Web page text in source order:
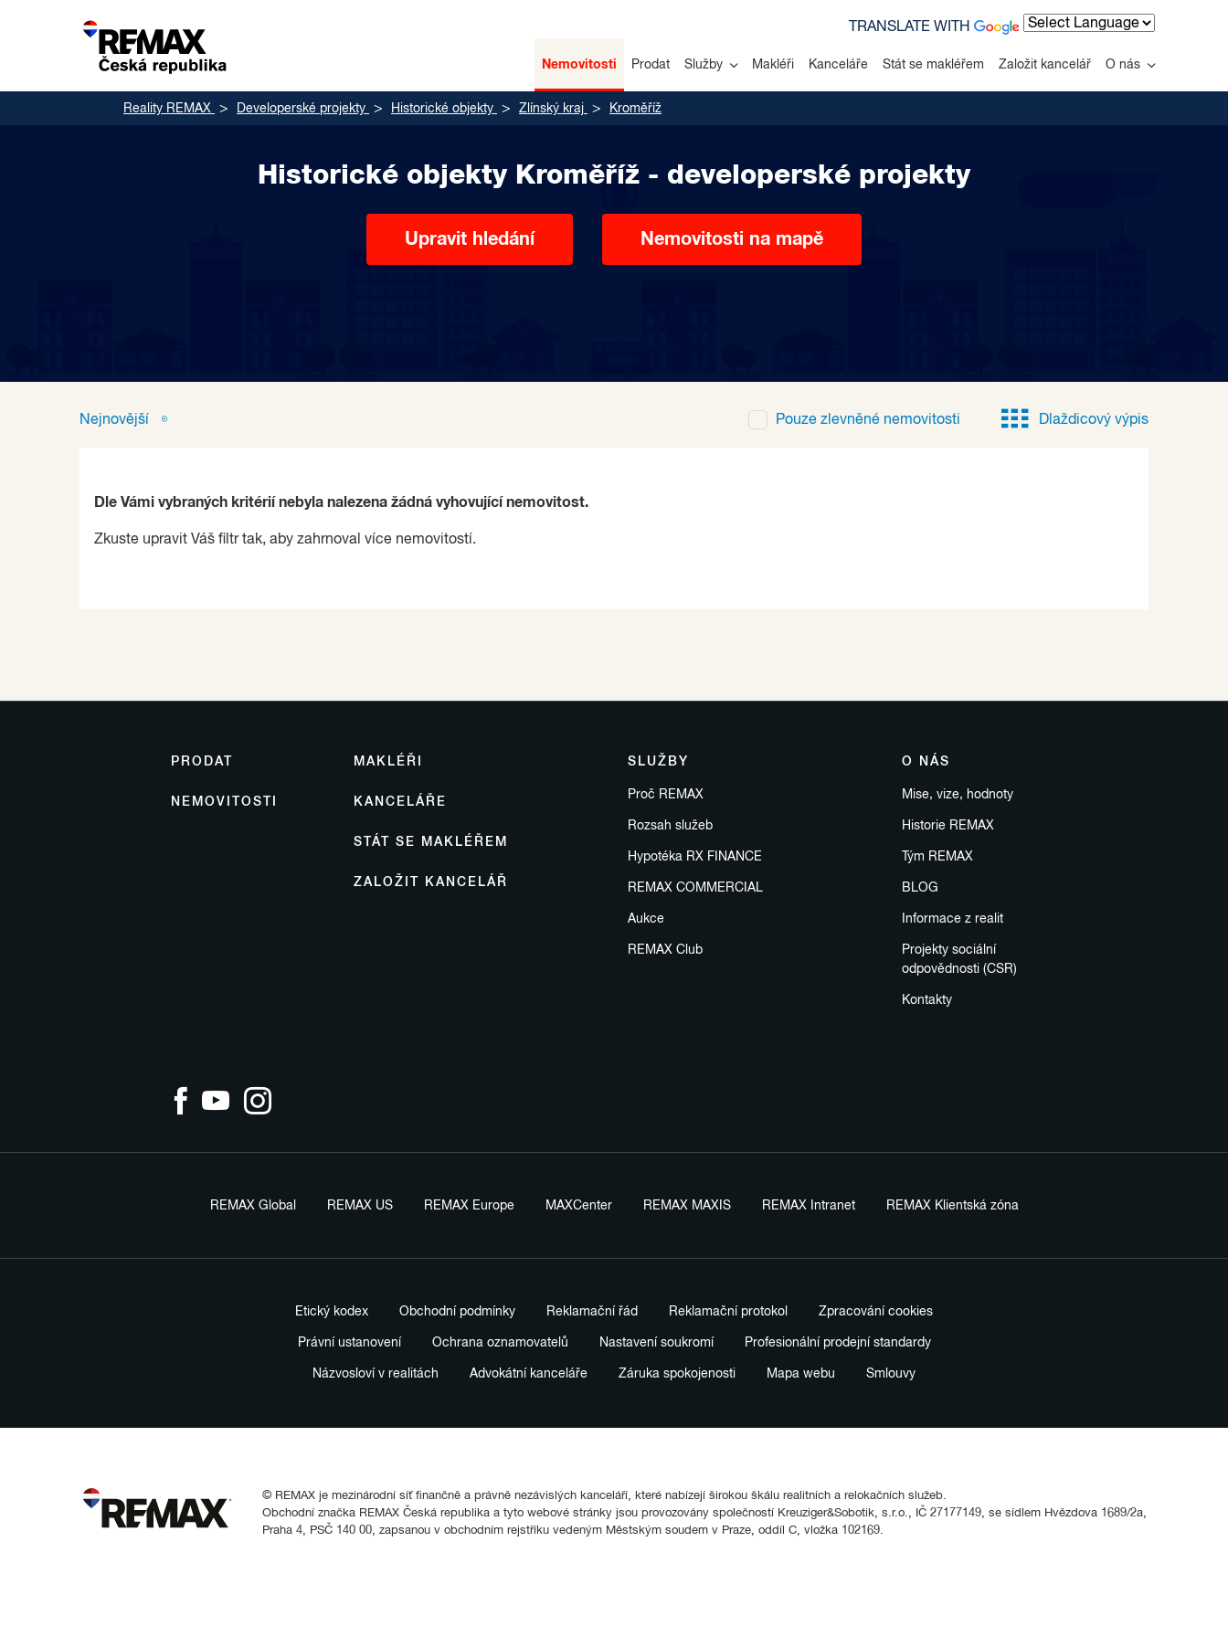
Nemovitosti Prodat Služby Makléři Kanceláře Stát se makléřem Založit kancelář O nás
TRANSLATE WITH
Reality REMAX Developerské projekty Historické objekty Zlínský kraj Kroměříž
Historické objekty Kroměříž - developerské projekty
Upravit hledání Nemovitosti na mapě
Nejnovější Pouze zlevněné nemovitosti Dlaždicový výpis
Dle Vámi vybraných kritérií nebyla nalezena žádná vyhovující nemovitost.
Zkuste upravit Váš filtr tak, aby zahrnoval více nemovitostí.
PRODAT
NEMOVITOSTI
SLUŽBY
Proč REMAX
Rozsah služeb
Hypotéka RX FINANCE
REMAX COMMERCIAL
Aukce
REMAX Club
MAKLÉŘI
KANCELÁŘE
STÁT SE MAKLÉŘEM
ZALOŽIT KANCELÁŘ
O NÁS
Mise, vize, hodnoty
Historie REMAX
Tým REMAX
BLOG
Informace z realit
Projekty sociální
odpovědnosti (CSR)
Kontakty
REMAX Global REMAX US REMAX Europe MAXCenter REMAX MAXIS REMAX Intranet REMAX Klientská zóna
Etický kodex Obchodní podmínky Reklamační řád Reklamační protokol Zpracování cookies
Právní ustanovení Ochrana oznamovatelů Nastavení soukromí Profesionální prodejní standardy
Názvosloví v realitách Advokátní kanceláře Záruka spokojenosti Mapa webu Smlouvy
© REMAX je mezinárodní síť finančně a právně nezávislých kanceláří, které nabízejí širokou škálu realitních a relokačních služeb.
Obchodní značka REMAX Česká republika a tyto webové stránky jsou provozovány společností Kreuziger&Sobotik, s.r.o., IČ 27177149, se sídlem Hvězdova 1689/2a,
Praha 4, PSČ 140 00, zapsanou v obchodním rejstříku vedeným Městským soudem v Praze, oddíl C, vložka 102169.